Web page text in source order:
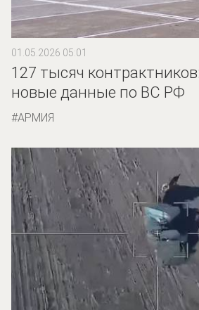
01.05.2026 05:01
127 тысяч
новые данные по ВС РФ
АРМИЯ